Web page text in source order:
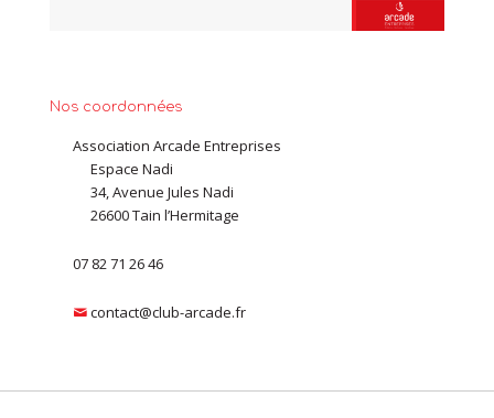
Nos coordonnées
Association Arcade Entreprises
Espace Nadi
34, Avenue Jules Nadi
26600 Tain l’Hermitage
07 82 71 26 46
contact@club-arcade.fr